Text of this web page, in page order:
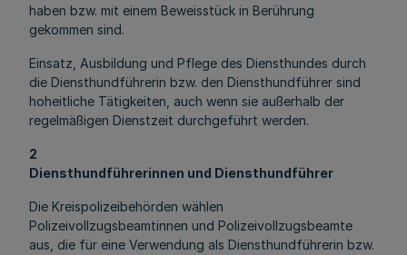
haben bzw. mit einem Beweisstück in Berührung
gekommen sind.
Einsatz, Ausbildung und Pflege des Diensthundes durch
die Diensthundführerin bzw. den Diensthundführer sind
hoheitliche Tätigkeiten, auch wenn sie außerhalb der
regelmäßigen Dienstzeit durchgeführt werden.
2
Diensthundführerinnen und Diensthundführer
Die Kreispolizeibehörden wählen
Polizeivollzugsbeamtinnen und Polizeivollzugsbeamte
aus, die für eine Verwendung als Diensthundführerin bzw.